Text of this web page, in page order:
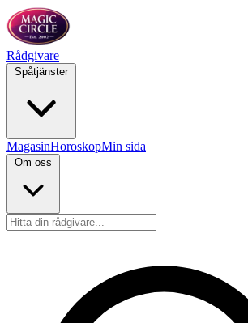
Rådgivare
Spåtjänster
MagasinHoroskopMin sida